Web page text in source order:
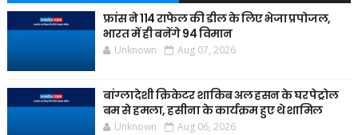
फ्रांस ने 114 राफेल की डील के लिए भेजा प्रपोजल,
भारत में ही बनेंगे 94 विमान
Unknown Aug 07, 2026
बांग्लादेशी क्रिकेटर शाकिब अल हसन के घर पेट्रोल
बम से हमला, हसीना के कार्यक्रम हुए थे शामिल
Unknown Aug 06, 2026